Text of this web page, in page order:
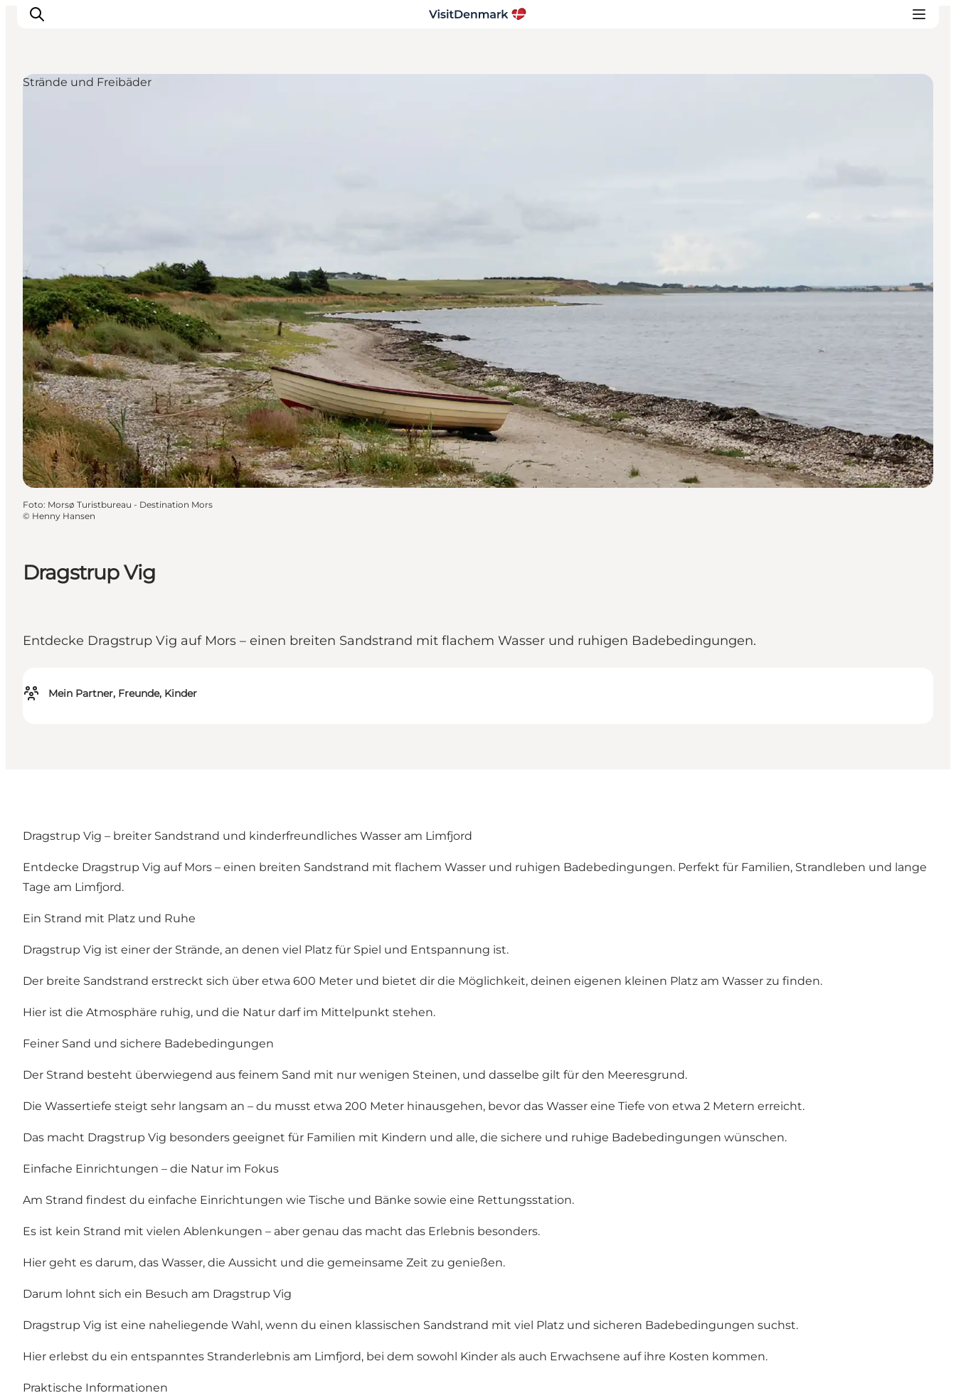
Dragstrup Vig
Entdecke Dragstrup Vig auf Mors – einen breiten Sandstrand mit flachem Wasser und ruhigen Badebedingungen.
Mein Partner, Freunde, Kinder
Strände und Freibäder
Foto: Morsø Turistbureau - Destination Mors
© Henny Hansen
Dragstrup Vig – breiter Sandstrand und kinderfreundliches Wasser am Limfjord
Entdecke Dragstrup Vig auf Mors – einen breiten Sandstrand mit flachem Wasser und ruhigen Badebedingungen. Perfekt für Familien, Strandleben und lange
Tage am Limfjord.
Ein Strand mit Platz und Ruhe
Dragstrup Vig ist einer der Strände, an denen viel Platz für Spiel und Entspannung ist.
Der breite Sandstrand erstreckt sich über etwa 600 Meter und bietet dir die Möglichkeit, deinen eigenen kleinen Platz am Wasser zu finden.
Hier ist die Atmosphäre ruhig, und die Natur darf im Mittelpunkt stehen.
Feiner Sand und sichere Badebedingungen
Der Strand besteht überwiegend aus feinem Sand mit nur wenigen Steinen, und dasselbe gilt für den Meeresgrund.
Die Wassertiefe steigt sehr langsam an – du musst etwa 200 Meter hinausgehen, bevor das Wasser eine Tiefe von etwa 2 Metern erreicht.
Das macht Dragstrup Vig besonders geeignet für Familien mit Kindern und alle, die sichere und ruhige Badebedingungen wünschen.
Einfache Einrichtungen – die Natur im Fokus
Am Strand findest du einfache Einrichtungen wie Tische und Bänke sowie eine Rettungsstation.
Es ist kein Strand mit vielen Ablenkungen – aber genau das macht das Erlebnis besonders.
Hier geht es darum, das Wasser, die Aussicht und die gemeinsame Zeit zu genießen.
Darum lohnt sich ein Besuch am Dragstrup Vig
Dragstrup Vig ist eine naheliegende Wahl, wenn du einen klassischen Sandstrand mit viel Platz und sicheren Badebedingungen suchst.
Hier erlebst du ein entspanntes Stranderlebnis am Limfjord, bei dem sowohl Kinder als auch Erwachsene auf ihre Kosten kommen.
Praktische Informationen